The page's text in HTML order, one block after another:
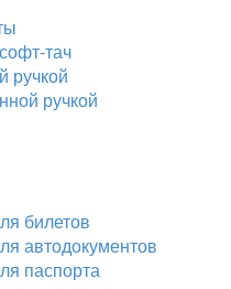
тач
ручкой
ручкой
билетов
автодокументов
паспорта